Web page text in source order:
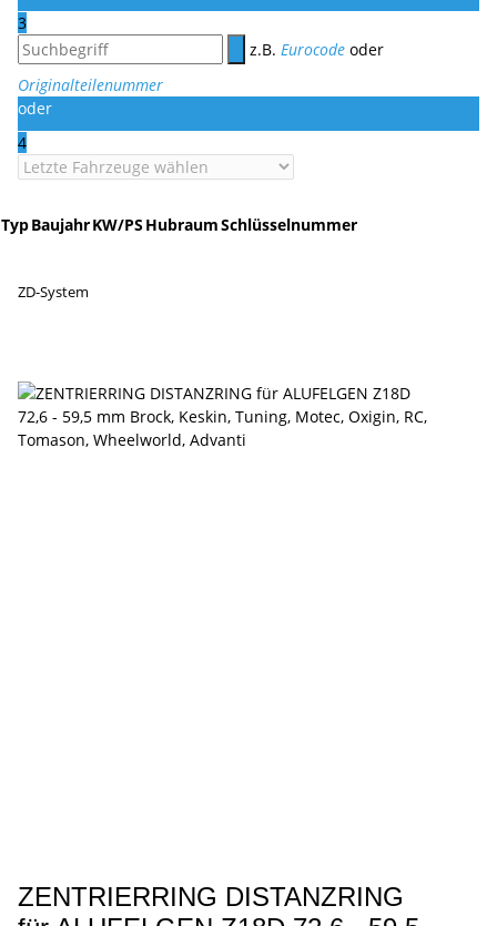
3
z.B. Eurocode oder
Originalteilenummer
oder
4
TypBaujahrKW/PS HubraumSchlüsselnummer
ZD-System
ZENTRIERRING DISTANZRING